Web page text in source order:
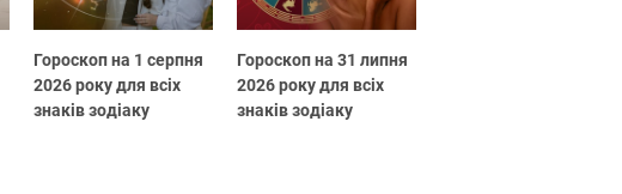
Гороскоп на 1 серпня
2026 року для всіх
знаків зодіаку
Гороскоп на 31 липня
2026 року для всіх
знаків зодіаку